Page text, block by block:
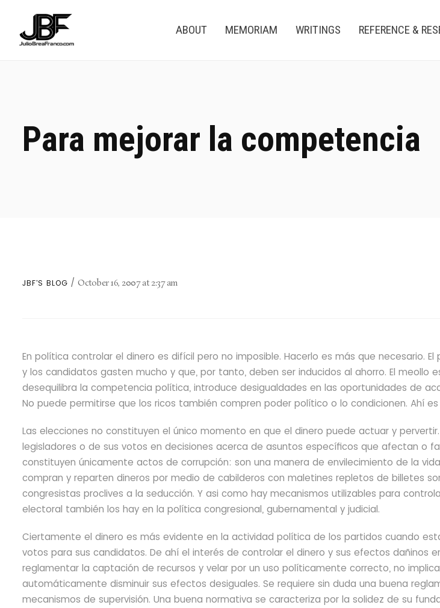
ABOUT MEMORIAM WRITINGS REFERENCE &
Para mejorar la competencia
JBF'S BLOG October 16, 2007 at 2:37 am
En política controlar el dinero es difícil pero no imposible. Hacerlo es más que necesario. El
y los candidatos gasten mucho y que, por tanto, deben ser inducidos al ahorro. El meollo
desequilibra la competencia política, introduce desigualdades en las oportunidades de
No puede permitirse que los ricos también compren poder político o lo condicionen. Ahí
Las elecciones no constituyen el único momento en que el dinero puede actuar y
legisladores o de sus votos en decisiones acerca de asuntos específicos que afectan o
constituyen únicamente actos de corrupción: son una manera de envilecimiento de la
compran y reparten dineros por medio de cabilderos con maletines repletos de billetes
congresistas proclives a la seducción. Y asi como hay mecanismos utilizables para
electoral también los hay en la política congresional, gubernamental y judicial.
Ciertamente el dinero es más evidente en la actividad política de los partidos cuando
votos para sus candidatos. De ahí el interés de controlar el dinero y sus efectos dañinos
reglamentar la captación de recursos y velar por un uso políticamente correcto, no
automáticamente disminuir sus efectos desiguales. Se requiere sin duda una buena
mecanismos de supervisión. Una buena normativa se caracteriza por la solidez de su